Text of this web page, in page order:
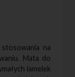
na
Mata do
lamelek